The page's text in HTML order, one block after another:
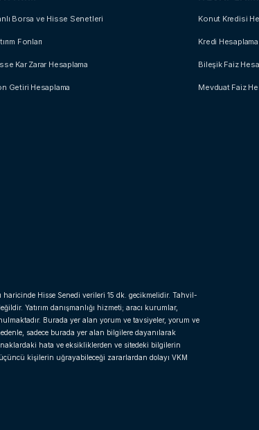
Borsa ve Hisse Senetleri
Fonları
Kar Zarar Hesaplama
Getiri Hesaplama
Konut Kredisi
Kredi Hesaplama
Bileşik Faiz
Mevduat Faiz
haricinde Hisse Senedi verileri 15 dk. gecikmelidir. Tahvil-
Yatırım danışmanlığı hizmeti; aracı kurumlar,
Burada yer alan yorum ve tavsiyeler, yorum ve
sadece burada yer alan bilgilere dayanılarak
hata ve eksikliklerden ve sitedeki bilgilerin
kişilerin uğrayabileceği zararlardan dolayı VKM